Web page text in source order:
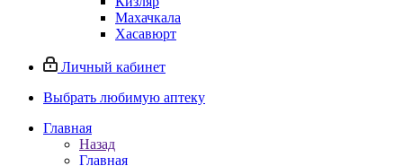
Махачкала
Хасавюрт
Личный кабинет
Выбрать любимую аптеку
Главная
Назад
Главная